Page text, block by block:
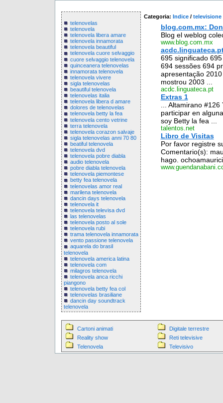
telenovelas
telenovela
telenovela libera amare
telenovela innamorata
telenovela beautiful
telenovela cuore selvaggio
cuore selvaggio telenovela
quinceanera telenovelas
innamorata telenovela
telenovela vivere
sigla telenovelas
beautiful telenovela
telenovelas italia
telenovela libera d amare
dolores de telenovelas
telenovela betty la fea
telenovela cento vetrine
terra telenovela
telenovela corazon salvaje
sigla telenovelas anni 70 80
beatiful telenovela
telenovela dvd
telenovela pobre diabla
audio telenovela
pobre diabla telenovela
telenovela piemontese
betty fea telenovela
telenovelas amor real
marilena telenovela
dancin days telenovela
telenovela it
telenovela televisa dvd
las telenovelas
telenovela posto al sole
telenovela rubi
trama telenovela innamorata
vento passione telenovela
aquarela do brasil
telenovela
telenovela america latina
telenovela com
milagros telenovela
telenovela anca ricchi
piangono
telenovela betty fea col
telenovelas brasiliane
dancin day soundtrack
telenovela
Categoria: Indice / televisione
blog.com.mx:
Blog el weblog
www.blog.com.mx
695 significado
694 sessões 694
apresentação
mostrou 2003 ...
acdc.linguateca.pt
Extras 1
... Altamirano
participar en
soy Betty la fea ...
talentos.net
Libro de Visitas
Por favor registre
Comentario(s):
hago.
Cartoni animati
Digitale terrestre
Reality show
Reti televisive
Telenovela
Televisivo